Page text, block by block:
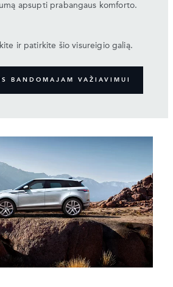
apsupti prabangaus komforto.
ir patirkite šio visureigio galią.
BANDOMAJAM VAŽIAVIMUI